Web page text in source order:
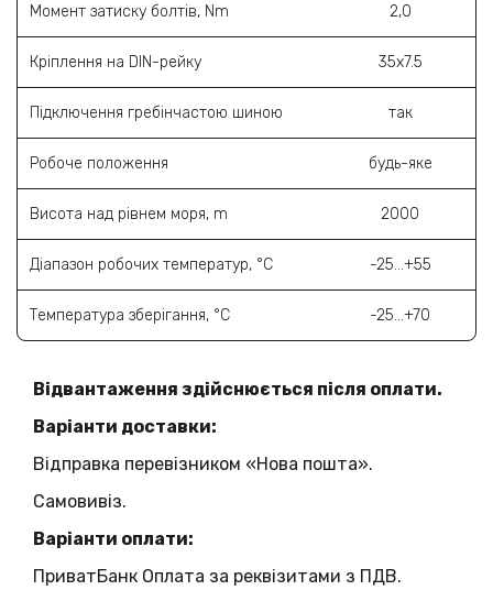
Момент затиску болтів, Nm 2,0
Кріплення на DIN-рейку 35х7.5
Підключення гребінчастою шиною так
Робоче положення будь-яке
Висота над рівнем моря, m 2000
Діапазон робочих температур, °C -25…+55
Температура зберігання, °C -25…+70
Відвантаження здійснюється після оплати.
Варіанти доставки:
Відправка перевізником «Нова пошта».
Самовивіз.
Варіанти оплати:
ПриватБанк Оплата за реквізитами з ПДВ.